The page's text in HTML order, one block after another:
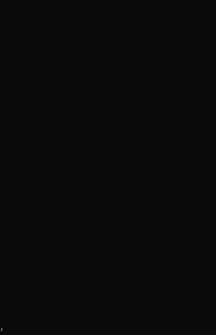
,